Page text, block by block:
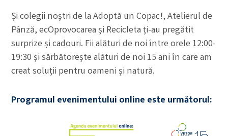
Și colegii noștri de la Adoptă un Copac!, Atelierul de
Pânză, ecOprovocarea și Recicleta ți-au pregătit
surprize și cadouri. Fii alături de noi între orele 12:00-
19:30 și sărbătorește alături de noi 15 ani în care am
creat soluții pentru oameni și natură.
Programul evenimentului online este următorul: